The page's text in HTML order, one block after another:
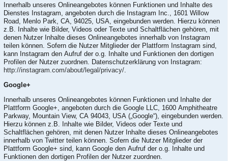
Innerhalb unseres Onlineangebotes können Funktionen und Inhalte des
Dienstes Instagram, angeboten durch die Instagram Inc., 1601 Willow
Road, Menlo Park, CA, 94025, USA, eingebunden werden. Hierzu können
z.B. Inhalte wie Bilder, Videos oder Texte und Schaltflächen gehören, mit
denen Nutzer Inhalte dieses Onlineangebotes innerhalb von Instagram
teilen können. Sofern die Nutzer Mitglieder der Plattform Instagram sind,
kann Instagram den Aufruf der o.g. Inhalte und Funktionen den dortigen
Profilen der Nutzer zuordnen. Datenschutzerklärung von Instagram:
http://instagram.com/about/legal/privacy/
Google+
Innerhalb unseres Onlineangebotes können Funktionen und Inhalte der
Plattform Google+, angeboten durch die Google LLC, 1600 Amphitheatre
Parkway, Mountain View, CA 94043, USA („Google“), eingebunden werden.
Hierzu können z.B. Inhalte wie Bilder, Videos oder Texte und
Schaltflächen gehören, mit denen Nutzer Inhalte dieses Onlineangebotes
innerhalb von Twitter teilen können. Sofern die Nutzer Mitglieder der
Plattform Google+ sind, kann Google den Aufruf der o.g. Inhalte und
Funktionen den dortigen Profilen der Nutzer zuordnen.